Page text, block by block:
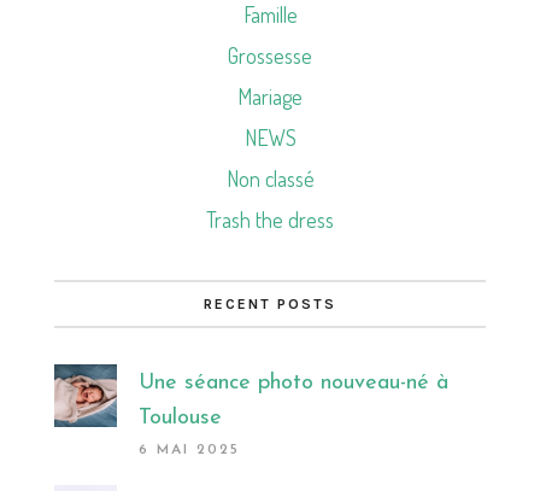
Famille
Grossesse
Mariage
NEWS
Non classé
Trash the dress
RECENT POSTS
Une séance photo nouveau-né à
Toulouse
6 MAI 2025